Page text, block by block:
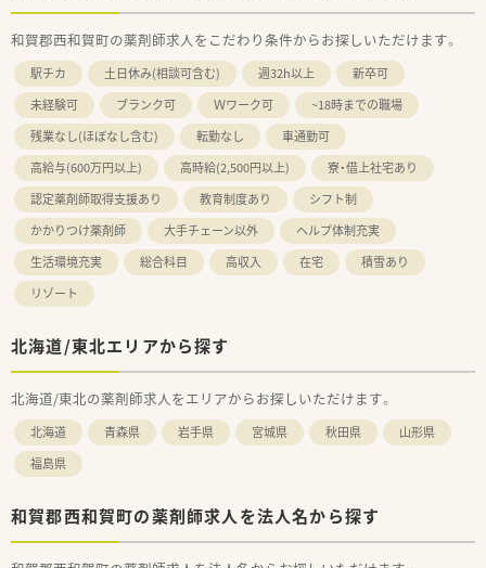
和賀郡西和賀町の薬剤師求人をこだわり条件からお探しいただけます。
駅チカ 土日休み(相談可含む) 週32h以上
新卒可
未経験可
ブランク可 Ｗワーク可
~18時までの職場
残業なし(ほぼなし含む)
転勤なし
車通勤可
高給与(600万円以上)
高時給(2,500円以上)
寮・借上社宅あり
認定薬剤師取得支援あり
教育制度あり
シフト制
かかりつけ薬剤師
大手チェーン以外
ヘルプ体制充実
生活環境充実
総合科目 高収入 在宅
積雪あり
リゾート
北海道/東北エリアから探す
北海道/東北の薬剤師求人をエリアからお探しいただけます。
北海道 青森県 岩手県 宮城県 秋田県
山形県
福島県
和賀郡西和賀町の薬剤師求人を法人名から探す